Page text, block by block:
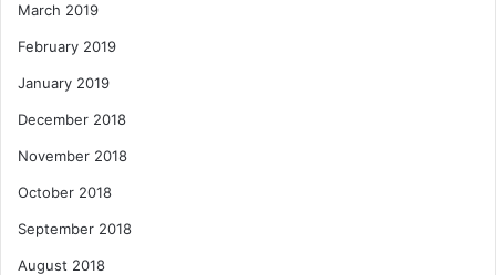
March 2019
February 2019
January 2019
December 2018
November 2018
October 2018
September 2018
August 2018